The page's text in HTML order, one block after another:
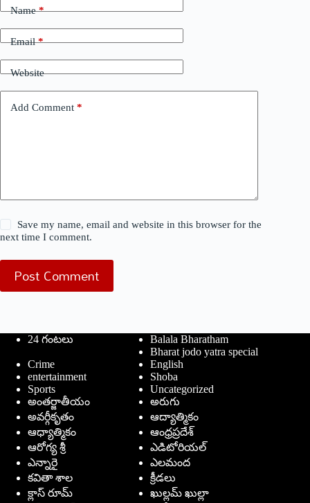
Name*
Email*
Website
Add Comment *
Save my name, email and website in this browser for the
next time I comment.
Post Comment
24 గంటలు
Balala Bharatham
Bharat jodo yatra special
Crime
English
entertainment
Shoba
Sports
Uncategorized
అంతర్జాతీయం
అరుగు
అవర్గీకృతం
ఆద్యాత్మికం
ఆధ్యాత్మికం
ఆంధ్రప్రదేశ్
ఆరోగ్య శ్రీ
ఎడిటోరియల్
ఎన్నారై
ఎలమంద
కవితా శాల
క్రీడలు
క్లాస్ రూమ్
ఖుల్లమ్ ఖుల్లా